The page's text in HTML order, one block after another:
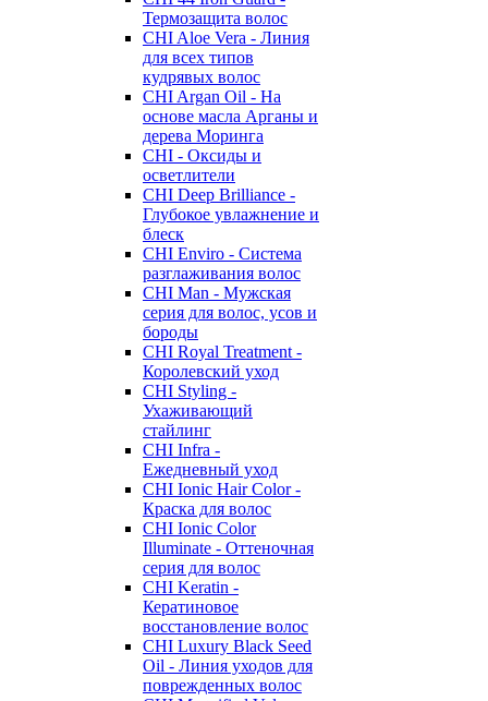
Термозащита волос
CHI Aloe Vera - Линия
для всех типов
кудрявых волос
CHI Argan Oil - На
основе масла Арганы и
дерева Моринга
CHI - Оксиды и
осветлители
CHI Deep Brilliance -
Глубокое увлажнение и
блеск
CHI Enviro - Система
разглаживания волос
CHI Man - Мужская
серия для волос, усов и
бороды
CHI Royal Treatment -
Королевский уход
CHI Styling -
Ухаживающий
стайлинг
CHI Infra -
Ежедневный уход
CHI Ionic Hair Color -
Краска для волос
CHI Ionic Color
Illuminate - Оттеночная
серия для волос
CHI Keratin -
Кератиновое
восстановление волос
CHI Luxury Black Seed
Oil - Линия уходов для
поврежденных волос